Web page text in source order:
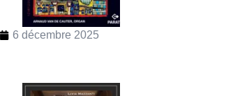
6 décembre 2025